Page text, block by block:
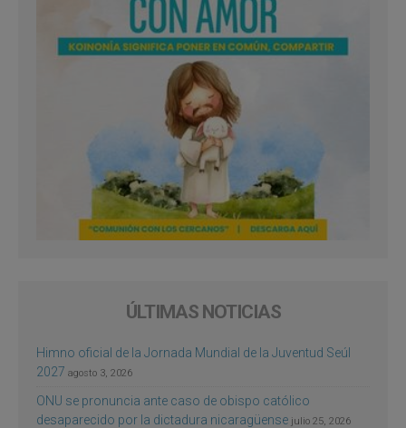
ÚLTIMAS NOTICIAS
Himno oficial de la Jornada Mundial de la Juventud Seúl
2027 agosto 3, 2026
ONU se pronuncia ante caso de obispo católico
desaparecido por la dictadura nicaragüense julio 25, 2026